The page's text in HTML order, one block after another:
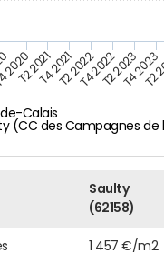
Calais
(CC des Campagnes de
T2 2021T4 2021T2 2022T4 2022T2 2023T4 2023
T2
Saulty
(62158)
1 457 €/m2